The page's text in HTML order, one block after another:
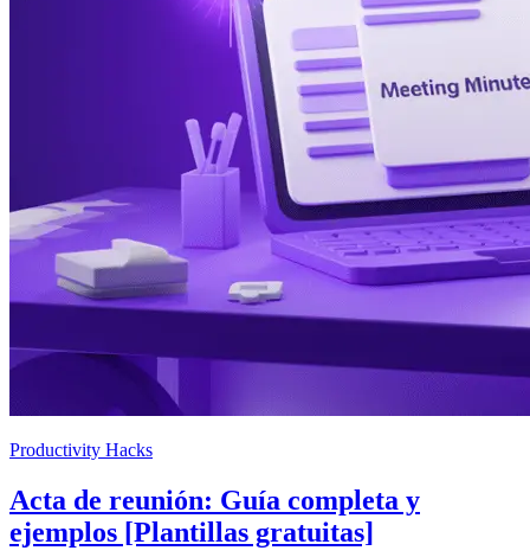
Productivity Hacks
Acta de reunión: Guía completa y
ejemplos [Plantillas gratuitas]